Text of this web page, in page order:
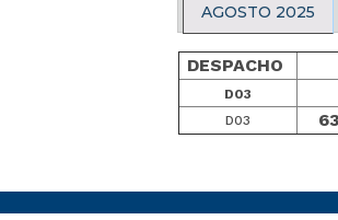
AGOSTO 2025
DESPACHO
D03
D03